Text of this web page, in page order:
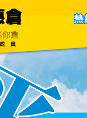
聯絡我們